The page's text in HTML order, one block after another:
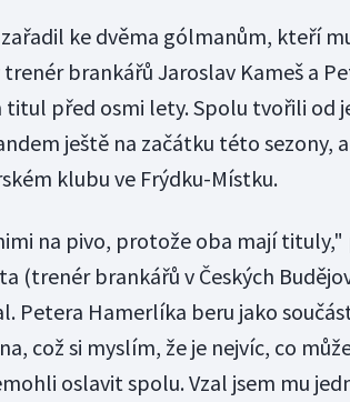
zařadil ke dvěma gólmanům, kteří
brankářů Jaroslav Kameš a
před osmi lety. Spolu tvořili od
ještě na začátku této sezony,
klubu ve Frýdku-Místku.
na pivo, protože oba mají tituly,"
(trenér brankářů v Českých
Petera Hamerlíka beru jako
což si myslím, že je nejvíc, co
oslavit spolu. Vzal jsem mu